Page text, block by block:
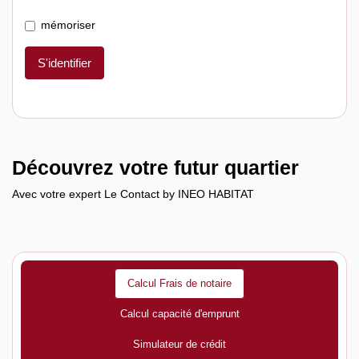
mémoriser
S'identifier
Découvrez votre futur quartier
Avec votre expert Le Contact by INEO HABITAT
Calcul Frais de notaire
Calcul capacité d'emprunt
Simulateur de crédit